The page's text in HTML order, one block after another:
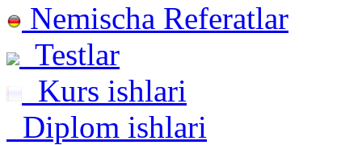
Nemischa Referatlar
Testlar
Kurs ishlari
Diplom ishlari